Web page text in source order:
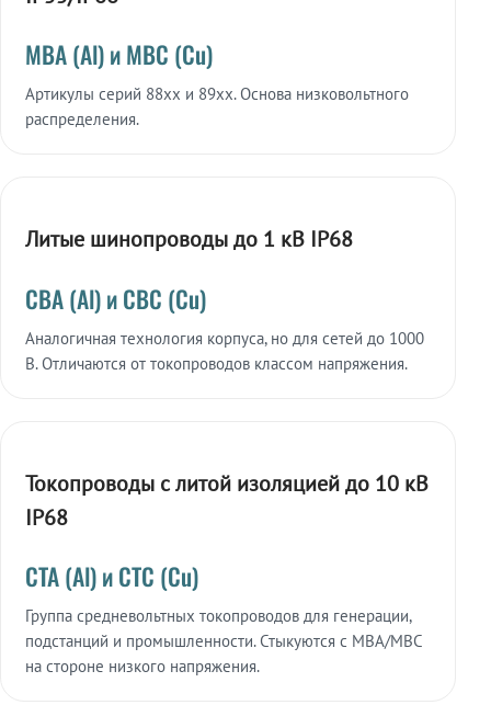
МВА (Al) и МВС (Cu)
Артикулы серий 88xx и 89xx. Основа низковольтного
распределения.
Литые шинопроводы до 1 кВ IP68
СВА (Al) и СВС (Cu)
Аналогичная технология корпуса, но для сетей до 1000
В. Отличаются от токопроводов классом напряжения.
Токопроводы с литой изоляцией до 10 кВ
IP68
СТА (Al) и СТС (Cu)
Группа средневольтных токопроводов для генерации,
подстанций и промышленности. Стыкуются с МВА/МВС
на стороне низкого напряжения.